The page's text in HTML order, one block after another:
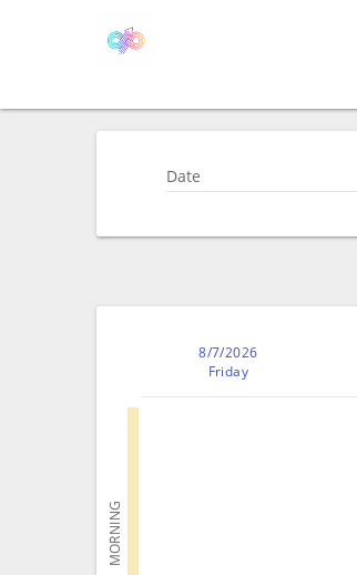
Date
8/7/2026
Friday
MORNING